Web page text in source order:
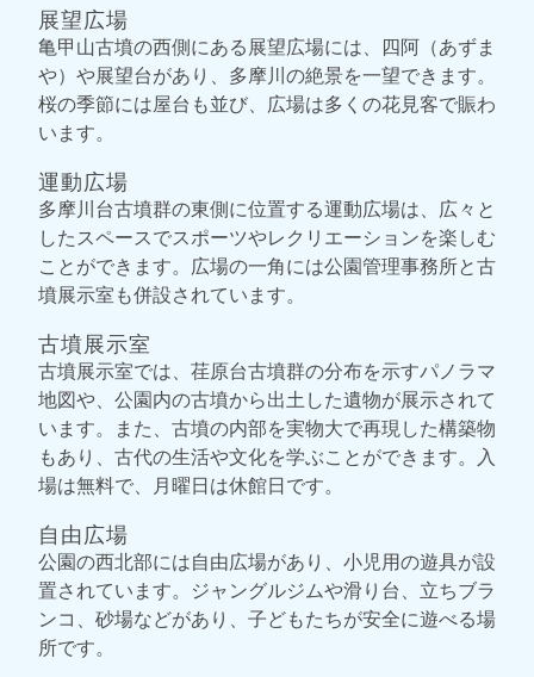
展望広場
亀甲山古墳の西側にある展望広場には、四阿（あずま
や）や展望台があり、多摩川の絶景を一望できます。
桜の季節には屋台も並び、広場は多くの花見客で賑わ
います。
運動広場
多摩川台古墳群の東側に位置する運動広場は、広々と
したスペースでスポーツやレクリエーションを楽しむ
ことができます。広場の一角には公園管理事務所と古
墳展示室も併設されています。
古墳展示室
古墳展示室では、荏原台古墳群の分布を示すパノラマ
地図や、公園内の古墳から出土した遺物が展示されて
います。また、古墳の内部を実物大で再現した構築物
もあり、古代の生活や文化を学ぶことができます。入
場は無料で、月曜日は休館日です。
自由広場
公園の西北部には自由広場があり、小児用の遊具が設
置されています。ジャングルジムや滑り台、立ちブラ
ンコ、砂場などがあり、子どもたちが安全に遊べる場
所です。